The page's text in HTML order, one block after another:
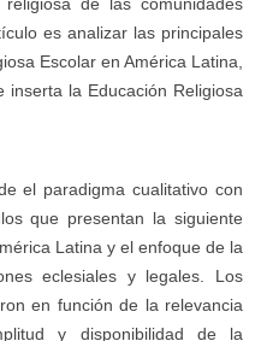
de las comunidades
es analizar las principales
Escolar en América Latina,
la Educación Religiosa
el paradigma cualitativo con
que presentan la siguiente
Latina y el enfoque de la
eclesiales y legales. Los
en función de la relevancia
y disponibilidad de la